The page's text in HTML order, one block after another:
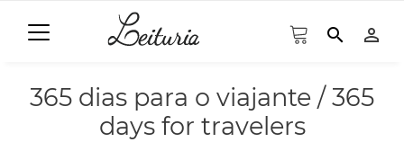
search person_outline
365 dias para o viajante / 365
days for travelers